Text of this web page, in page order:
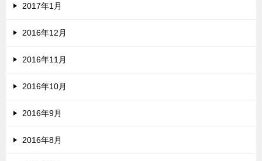
2017年1月
2016年12月
2016年11月
2016年10月
2016年9月
2016年8月